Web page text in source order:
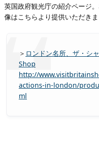
英国政府観光庁の紹介ページ
像はこちらより提供いただきま
＞ ロンドン名所、ザ・シ
Shop
http://
actions-in-london/
ml